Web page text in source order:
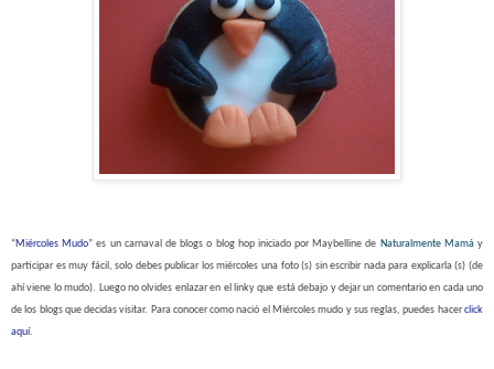
“Miércoles Mudo” es un carnaval de blogs o blog hop iniciado por Maybelline de Naturalmente Mamáy
participar es muy fácil, solo debes publicar los miércoles una foto (s) sin escribir nada para explicarla (s) (de
ahí viene lo mudo). Luego no olvides enlazar en el linky que está debajo y dejar un comentario en cada uno
de los blogs que decidas visitar. Para conocer como nació el Miércoles mudo y sus reglas, puedes hacerclick
aquí.